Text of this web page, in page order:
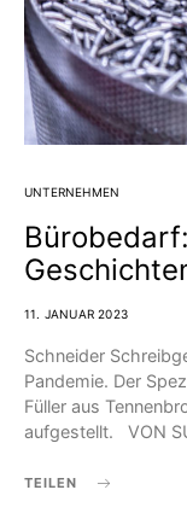
UNTERNEHMEN
11. JANUAR 2023
Schneider
Pandemie. Der
Füller aus
aufgestellt. VON
TEILEN